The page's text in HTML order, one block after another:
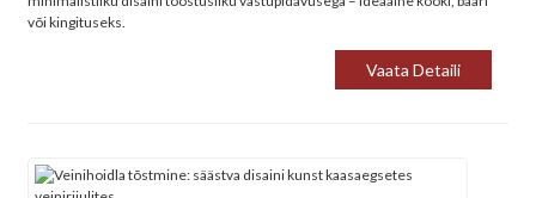
või kingituseks.
Vaata Detaili